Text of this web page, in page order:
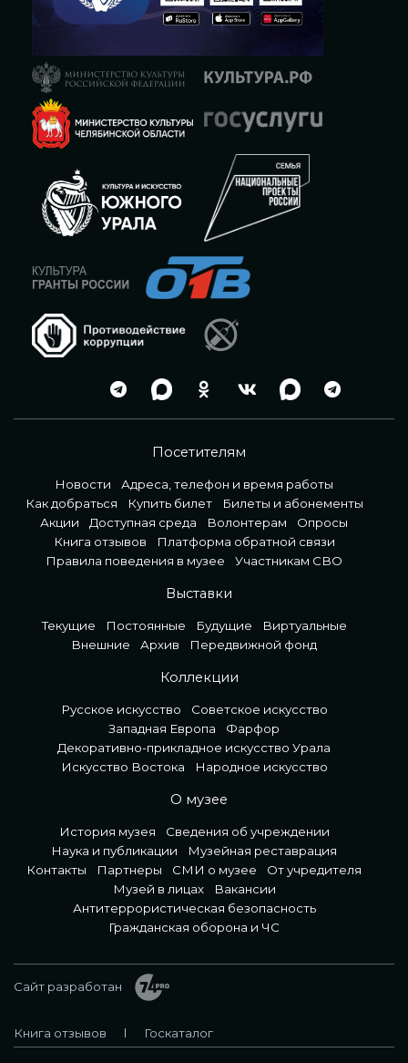
Посетителям
Новости
Адреса, телефон и время работы
Как добраться
Купить билет
Билеты и абонементы
Акции
Доступная среда Волонтерам
Опросы
Книга отзывов
Платформа обратной связи
Правила поведения в музее
Участникам СВО
Выставки
Текущие Постоянные Будущие
Виртуальные
Внешние
Архив Передвижной фонд
Коллекции
Русское искусство
Советское искусство
Западная Европа
Фарфор
Декоративно-прикладное искусство Урала
Искусство Востока
Народное искусство
О музее
История музея
Сведения об учреждении
Наука и публикации
Музейная реставрация
Контакты
Партнеры СМИ о музее
От учредителя
Музей в лицах
Вакансии
Антитеррористическая безопасность
Гражданская оборона и ЧС
Сайт разработан
Книга отзывов Госкаталог